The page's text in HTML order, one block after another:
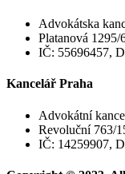
Advokátska
Platanová
IČ: 55696457,
Kancelář Praha
Advokátní
Revoluční 763/
IČ: 14259907,